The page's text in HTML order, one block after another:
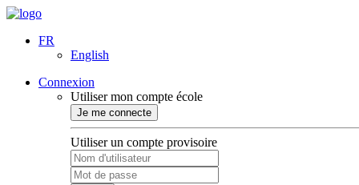
FR
English
Connexion
Utiliser mon compte école
Je me connecte
Utiliser un compte provisoire